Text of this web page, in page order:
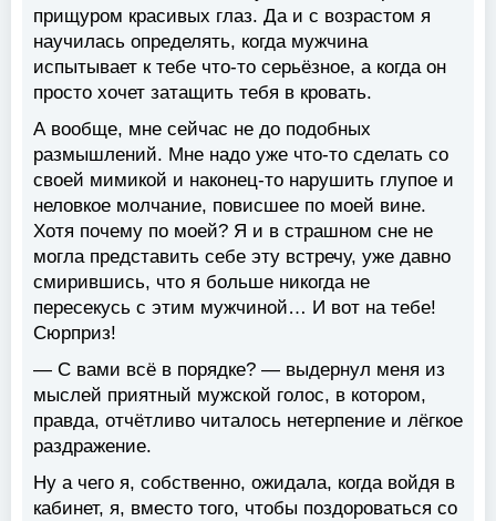
прищуром красивых глаз. Да и с возрастом я
научилась определять, когда мужчина
испытывает к тебе что-то серьёзное, а когда он
просто хочет затащить тебя в кровать.
А вообще, мне сейчас не до подобных
размышлений. Мне надо уже что-то сделать со
своей мимикой и наконец-то нарушить глупое и
неловкое молчание, повисшее по моей вине.
Хотя почему по моей? Я и в страшном сне не
могла представить себе эту встречу, уже давно
смирившись, что я больше никогда не
пересекусь с этим мужчиной… И вот на тебе!
Сюрприз!
— С вами всё в порядке? — выдернул меня из
мыслей приятный мужской голос, в котором,
правда, отчётливо читалось нетерпение и лёгкое
раздражение.
Ну а чего я, собственно, ожидала, когда войдя в
кабинет, я, вместо того, чтобы поздороваться со